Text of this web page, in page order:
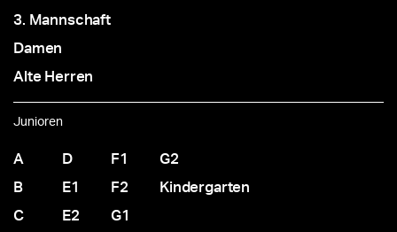
3. Mannschaft
Damen
Alte Herren
Junioren
A
B
C
D
E1
E2
F1
F2
G1
G2
Kindergarten